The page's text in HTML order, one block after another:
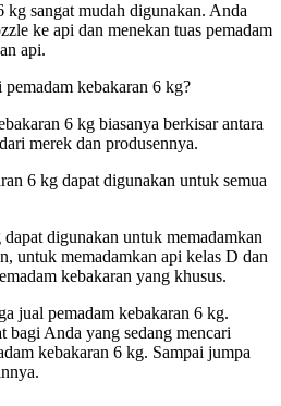
kg sangat mudah digunakan. Anda
ke api dan menekan tuas pemadam
api.
kebakaran 6 kg?
6 kg biasanya berkisar antara
merek dan produsennya.
6 kg dapat digunakan untuk semua
digunakan untuk memadamkan
untuk memadamkan api kelas D dan
kebakaran yang khusus.
jual pemadam kebakaran 6 kg.
bagi Anda yang sedang mencari
kebakaran 6 kg. Sampai jumpa